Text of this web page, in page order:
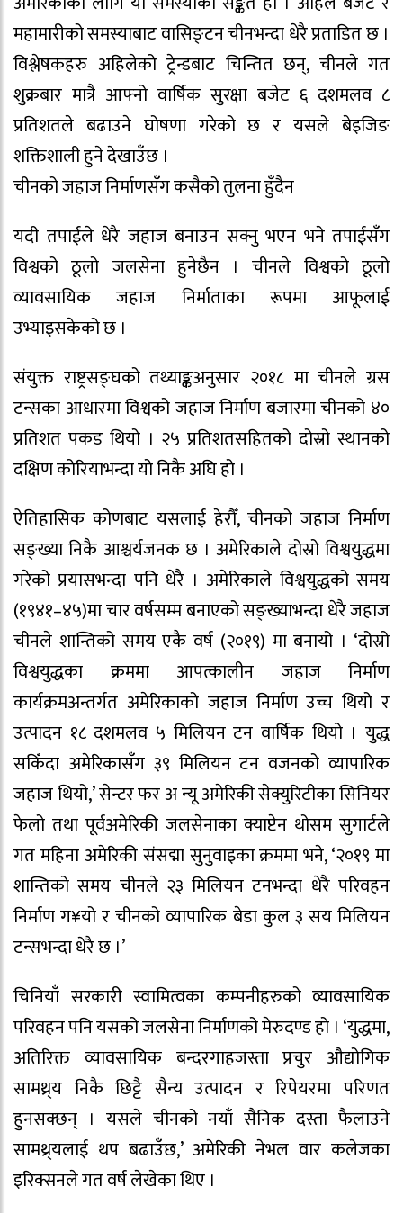
महामारीको समस्याबाट वासिङ्टन चीनभन्दा धेरै प्रताडित छ ।
विश्लेषकहरु अहिलेको ट्रेन्डबाट चिन्तित छन्, चीनले गत
शुक्रबार मात्रै आफ्नो वार्षिक सुरक्षा बजेट ६ दशमलव ८
प्रतिशतले बढाउने घोषणा गरेको छ र यसले बेइजिङ
शक्तिशाली हुने देखाउँछ ।
चीनको जहाज निर्माणसँग कसैको तुलना हुँदैन
यदी तपाईंले धेरै जहाज बनाउन सक्नु भएन भने तपाईंसँग
विश्वको ठूलो जलसेना हुनेछैन । चीनले विश्वको ठूलो
व्यावसायिक जहाज निर्माताका रूपमा आफूलाई
उभ्याइसकेको छ ।
संयुक्त राष्ट्रसङ्घको तथ्याङ्कअनुसार २०१८ मा चीनले ग्रस
टन्सका आधारमा विश्वको जहाज निर्माण बजारमा चीनको ४०
प्रतिशत पकड थियो । २५ प्रतिशतसहितको दोस्रो स्थानको
दक्षिण कोरियाभन्दा यो निकै अघि हो ।
ऐतिहासिक कोणबाट यसलाई हेरौँ, चीनको जहाज निर्माण
सङ्ख्या निकै आश्चर्यजनक छ । अमेरिकाले दोस्रो विश्वयुद्धमा
गरेको प्रयासभन्दा पनि धेरै । अमेरिकाले विश्वयुद्धको समय
(१९४१–४५)मा चार वर्षसम्म बनाएको सङ्ख्याभन्दा धेरै जहाज
चीनले शान्तिको समय एकै वर्ष (२०१९) मा बनायो । ‘दोस्रो
विश्वयुद्धका क्रममा आपत्कालीन जहाज निर्माण
कार्यक्रमअन्तर्गत अमेरिकाको जहाज निर्माण उच्च थियो र
उत्पादन १८ दशमलव ५ मिलियन टन वार्षिक थियो । युद्ध
सकिँदा अमेरिकासँग ३९ मिलियन टन वजनको व्यापारिक
जहाज थियो,’ सेन्टर फर अ न्यू अमेरिकी सेक्युरिटीका सिनियर
फेलो तथा पूर्वअमेरिकी जलसेनाका क्याप्टेन थोसम सुगार्टले
गत महिना अमेरिकी संसद्मा सुनुवाइका क्रममा भने, ‘२०१९ मा
शान्तिको समय चीनले २३ मिलियन टनभन्दा धेरै परिवहन
निर्माण ग¥यो र चीनको व्यापारिक बेडा कुल ३ सय मिलियन
टन्सभन्दा धेरै छ ।’
चिनियाँ सरकारी स्वामित्वका कम्पनीहरुको व्यावसायिक
परिवहन पनि यसको जलसेना निर्माणको मेरुदण्ड हो । ‘युद्धमा,
अतिरिक्त व्यावसायिक बन्दरगाहजस्ता प्रचुर औद्योगिक
सामथ्र्य निकै छिट्टै सैन्य उत्पादन र रिपेयरमा परिणत
हुनसक्छन् । यसले चीनको नयाँ सैनिक दस्ता फैलाउने
सामथ्र्यलाई थप बढाउँछ,’ अमेरिकी नेभल वार कलेजका
इरिक्सनले गत वर्ष लेखेका थिए ।